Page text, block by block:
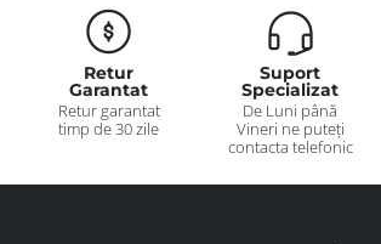
Retur
Garantat
Retur garantat
timp de 30 zile
Suport
Specializat
De Luni până
Vineri ne puteți
contacta telefonic